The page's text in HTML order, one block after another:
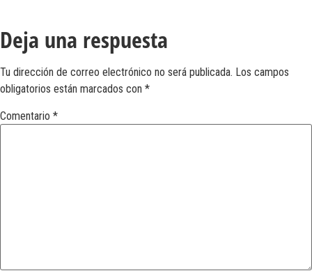
Deja una respuesta
Tu dirección de correo electrónico no será publicada. Los campos
obligatorios están marcados con *
Comentario *